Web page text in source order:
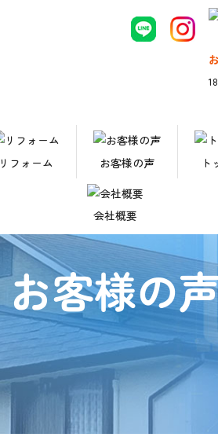
リフォーム お客様の声 ト
会社概要
お客様の